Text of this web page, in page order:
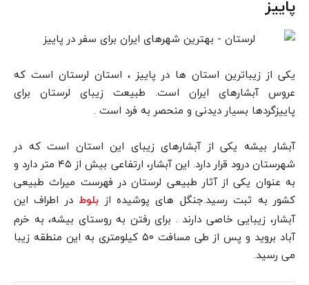
پاییز
یکی از زیباترین استان ها در پاییز ، استان لرستان است که
عروس آبشارهای ایران است. طبیعت زیبای لرستان برای
پاییزگردها بسیار دیدنی و منحصر به فرد است .
آبشار بیشه یکی از آبشارهای زیبای این استان است که در
شهرستان درود قرار دارد. این آبشار، ارتفاعی بیش از ۴۵ متر دارد و
به عنوان یکی از آثار طبیعی لرستان در فهرست میراث طبیعی
کشور به ثبت رسید.جنگل های پوشیده از بلوط در اطراف این
آبشار، زیبایی خاصی دارند . برای رفتن به روستای بیشه، به خرم
آباد بروید و پس از طی مسافت ۵۰ کیلومتری به این منطقه زیبا
می رسید.